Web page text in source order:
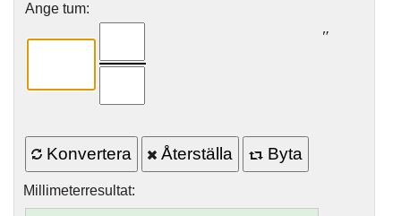
Ange tum:
″
Konvertera Återställa Byta
Millimeterresultat: